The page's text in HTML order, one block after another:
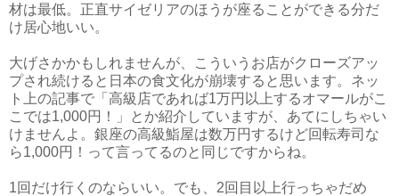
材は最低。正直サイゼリアのほうが座ることができる分だ
け居心地いい。
大げさかかもしれませんが、こういうお店がクローズアッ
プされ続けると日本の食文化が崩壊すると思います。ネッ
ト上の記事で「高級店であれば1万円以上するオマールがこ
こでは1,000円！」とか紹介していますが、あてにしちゃい
けませんよ。銀座の高級鮨屋は数万円するけど回転寿司な
ら1,000円！って言ってるのと同じですからね。
1回だけ行くのならいい。でも、2回目以上行っちゃだめ